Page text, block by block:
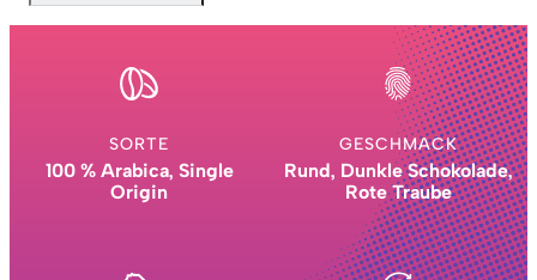
SORTE
100 % Arabica, Single
Origin
GESCHMACK
Rund, Dunkle Schokolade,
Rote Traube